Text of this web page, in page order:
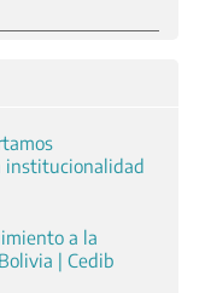
institucionalidad
a la
| Cedib